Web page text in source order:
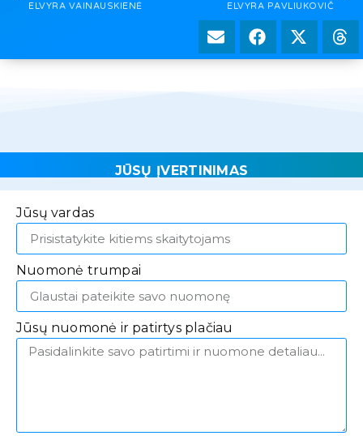
ELVYRA VAINAUSKIENĖ ELVYRA PAVLIUKOVIČ
JŪSŲ ĮVERTINIMAS
Jūsų vardas
Nuomonė trumpai
Jūsų nuomonė ir patirtys plačiau